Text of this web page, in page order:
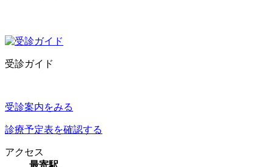
受診ガイド
受診案内をみる
診療予定表を確認する
アクセス
最寄駅